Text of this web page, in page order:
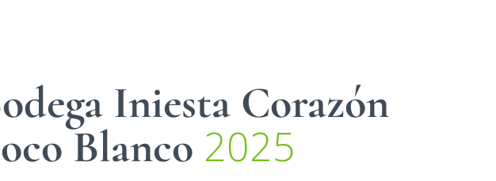
Iniesta Corazón
Blanco 2025